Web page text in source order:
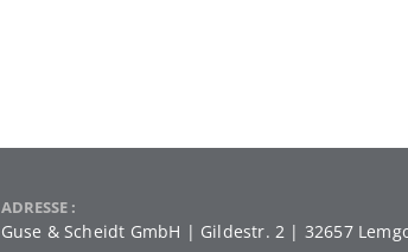
ADRESSE
Guse & Scheidt GmbH | Gildestr. 2 | 32657